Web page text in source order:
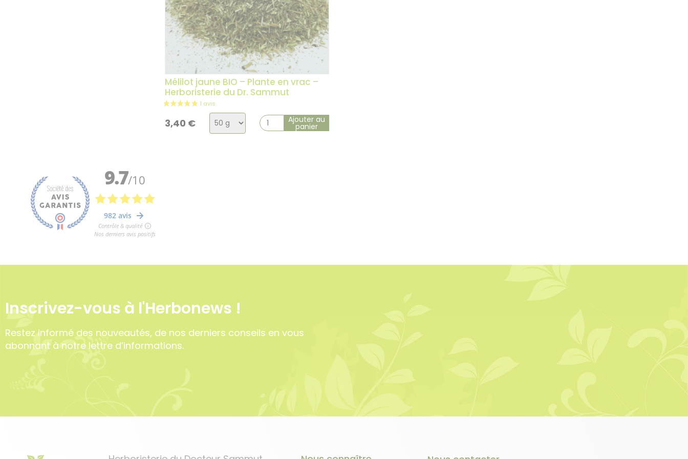
Mélilot jaune BIO – Plante en vrac –
Herboristerie du Dr. Sammut
3,40 €
Choix
de
Ajouter au
panier
Inscrivez-vous à l'Herbonews !
Restez informé des nouveautés, de nos derniers conseils en vous
abonnant à notre lettre d’informations.